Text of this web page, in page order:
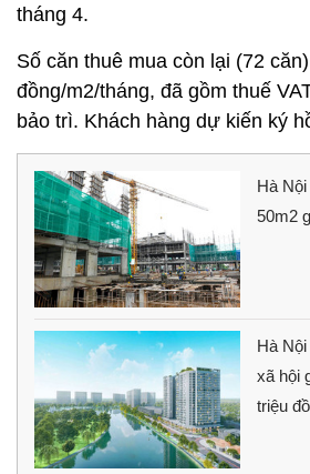
tháng 4.
Số căn thuê mua còn lại (72
đồng/m2/tháng, đã gồm thuế
bảo trì. Khách hàng dự kiến ký
Hà
50m2
Hà
xã hội
triệu